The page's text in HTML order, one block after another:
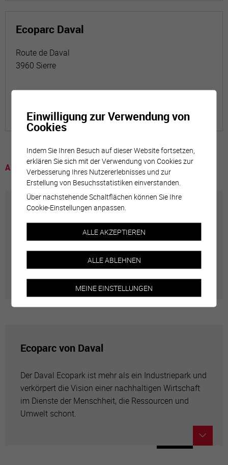
Ecoparc Daval
Route de Daval
3960 Sierre
A voir
*Promotion économique*
Numéro principal
027 452 02 40
economie[at]sierre.ch
Ecoparc von Daval
Der Daval Ecopark ist mehr als ein Industriepark und
verkörpert die Vision einer nachhaltigen Wirtschaft
im Dienste der Menschheit, die Ressourcen und
Umwelt schont.
Einwilligung zur Verwendung von
Cookies
Indem Sie Ihren Besuch auf dieser Website fortsetzen,
erklären Sie sich mit der Verwendung von Cookies zur
Verbesserung Ihres Nutzererlebnisses und zur
Erstellung von Besuchsstatistiken einverstanden.
Über nachstehende Schaltflächen können Sie Ihre
Cookie-Einstellungen anpassen.
ALLE AKZEPTIEREN
ALLE ABLEHNEN
MEINE EINSTELLUNGEN